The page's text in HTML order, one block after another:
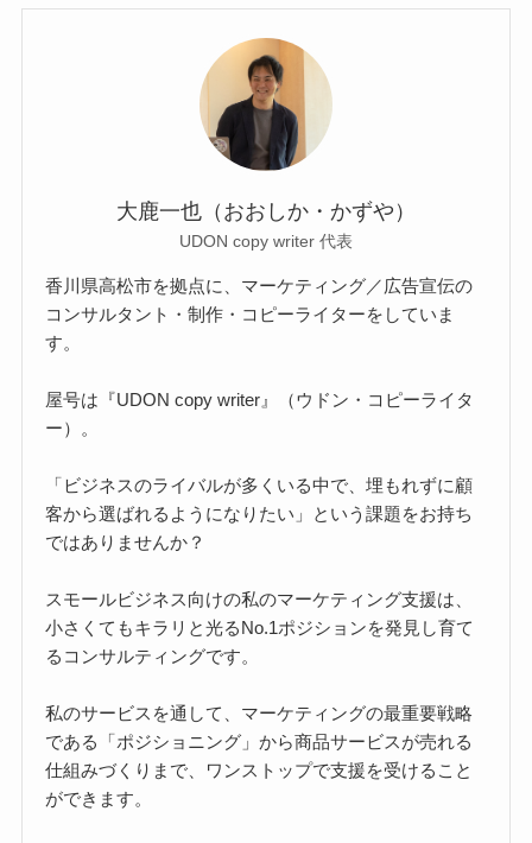
大鹿一也（おおしか・かずや）
UDON copy writer 代表
香川県高松市を拠点に、マーケティング／広告宣伝の
コンサルタント・制作・コピーライターをしていま
す。
屋号は『UDON copy writer』（ウドン・コピーライタ
ー）。
「ビジネスのライバルが多くいる中で、埋もれずに顧
客から選ばれるようになりたい」という課題をお持ち
ではありませんか？
スモールビジネス向けの私のマーケティング支援は、
小さくてもキラリと光るNo.1ポジションを発見し育て
るコンサルティングです。
私のサービスを通して、マーケティングの最重要戦略
である「ポジショニング」から商品サービスが売れる
仕組みづくりまで、ワンストップで支援を受けること
ができます。